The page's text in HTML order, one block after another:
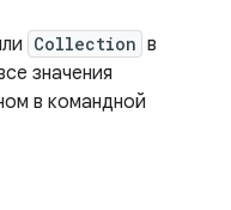
Collection в
значения
в командной